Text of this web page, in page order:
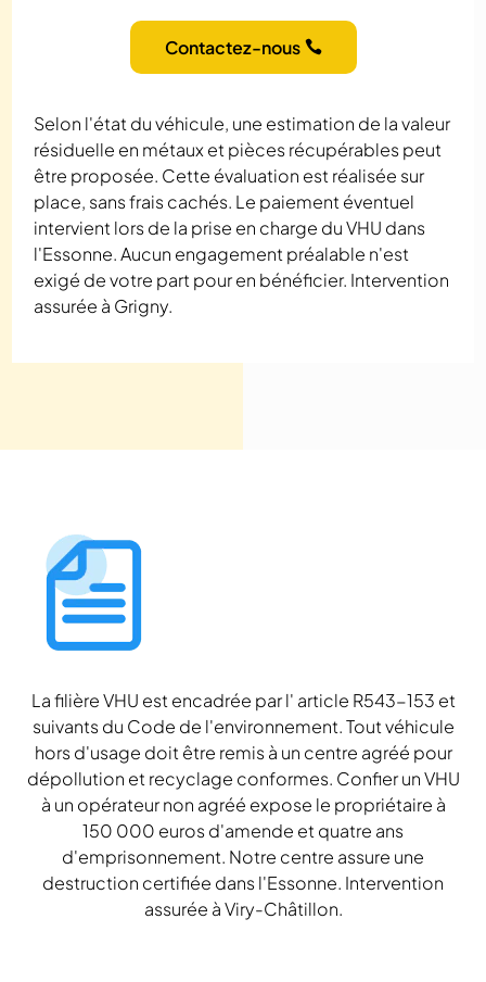
Contactez-nous
Selon l'état du véhicule, une estimation de la valeur
résiduelle en métaux et pièces récupérables peut
être proposée. Cette évaluation est réalisée sur
place, sans frais cachés. Le paiement éventuel
intervient lors de la prise en charge du VHU dans
l'Essonne. Aucun engagement préalable n'est
exigé de votre part pour en bénéficier. Intervention
assurée à Grigny.
La filière VHU est encadrée par l' article R543-153 et
suivants du Code de l'environnement. Tout véhicule
hors d'usage doit être remis à un centre agréé pour
dépollution et recyclage conformes. Confier un VHU
à un opérateur non agréé expose le propriétaire à
150 000 euros d'amende et quatre ans
d'emprisonnement. Notre centre assure une
destruction certifiée dans l'Essonne. Intervention
assurée à Viry-Châtillon.